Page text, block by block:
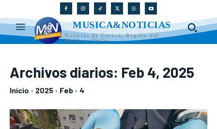
MUSICA&NOTICIAS
Noticias de Curicó, Región del
Maule y Chile
Archivos diarios: Feb 4, 2025
Inicio 2025 Feb 4